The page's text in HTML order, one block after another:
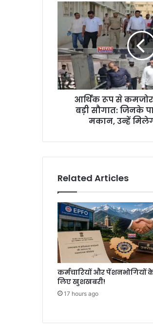
आर्थिक रूप से कमजोर
बड़ी सौगात: जिनके
मकान, उन्हें
Related Articles
कर्मचारियों और पेंशनभोगियों
लिए खुशखबरी!
17 hours ago